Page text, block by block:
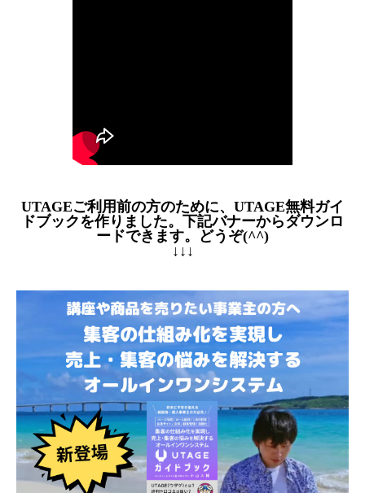
UTAGEご利用前の方のために、UTAGE無料ガイ
ドブックを作りました。下記バナーからダウンロ
ードできます。どうぞ(^^)
↓↓↓